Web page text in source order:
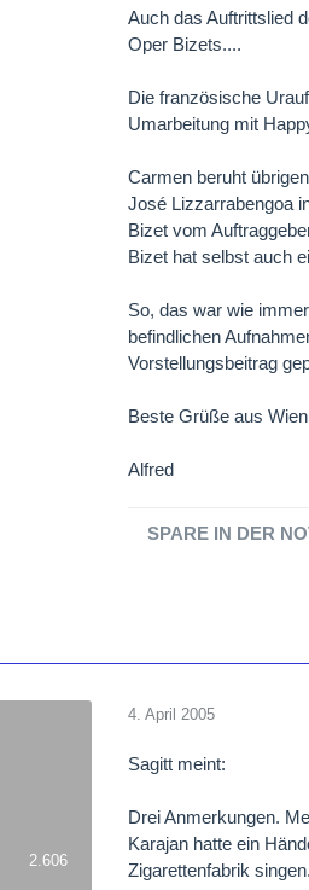
Auch das Auftrittslied
Oper Bizets....
Die französische
Umarbeitung mit
Carmen beruht
José Lizzarrabengoa
Bizet vom
Bizet hat selbst auch
So, das war wie
befindlichen
Vorstellungsbeitrag
Beste Grüße aus Wien
Alfred
SPARE IN DER
2.606
4. April 2005
Sagitt meint:
Drei Anmerkungen.
Karajan hatte ein
Zigarettenfabrik